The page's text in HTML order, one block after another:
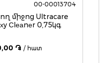
00-00013704
Ultracare
Сlеаnеr 0,75կգ
֏ / հատ